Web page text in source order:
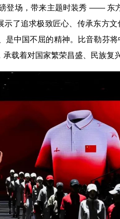
登场，带来主题时装秀 —— 东
了追求极致匠心、传承东方
是中国不屈的精神。比音勒芬
载着对国家繁荣昌盛、民族复